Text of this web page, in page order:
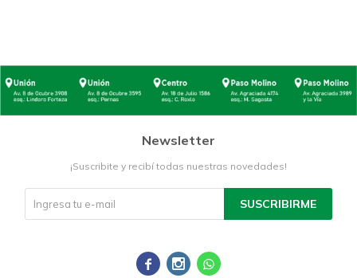
Newsletter
¡Suscribite y recibí todas nuestras novedades!
SUSCRIBIRME
  